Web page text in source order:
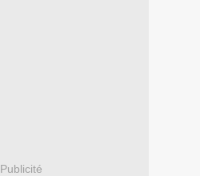
Publicité